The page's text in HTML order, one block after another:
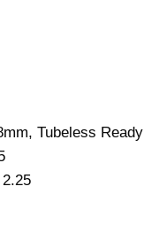
Tubeless Ready